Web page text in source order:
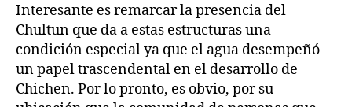
Interesante es remarcar la presencia del
Chultun que da a estas estructuras una
condición especial ya que el agua desempeñó
un papel trascendental en el desarrollo de
Chichen. Por lo pronto, es obvio, por su